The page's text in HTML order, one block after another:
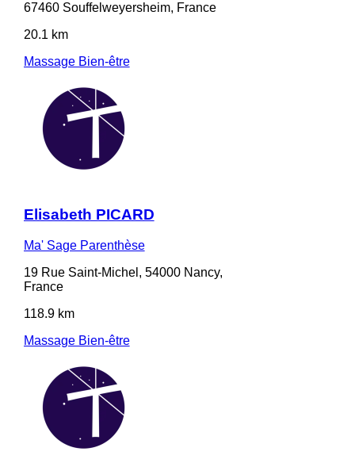
67460 Souffelweyersheim, France
20.1 km
Massage Bien-être
Elisabeth PICARD
Ma' Sage Parenthèse
19 Rue Saint-Michel, 54000 Nancy,
France
118.9 km
Massage Bien-être